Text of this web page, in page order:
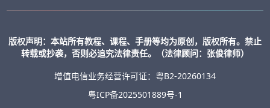
版权声明：本站所有教程、课程、手册等均为原创，版权所有。禁止
转载或抄袭，否则必追究法律责任。（法律顾问：张俊律师）
增值电信业务经营许可证：粤B2-20260134
粤ICP备2025501889号-1